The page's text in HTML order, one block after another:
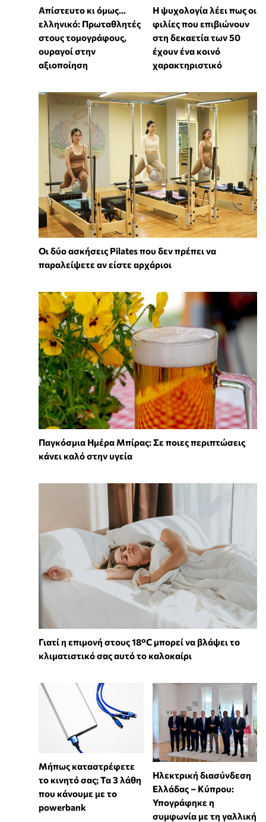
Απίστευτο κι όμως...
ελληνικό: Πρωταθλητές
στους τομογράφους,
ουραγοί στην
αξιοποίηση
⁠Η ψυχολογία λέει πως οι
φιλίες που επιβιώνουν
στη δεκαετία των 50
έχουν ένα κοινό
χαρακτηριστικό
Οι δύο ασκήσεις Pilates που δεν πρέπει να
παραλείψετε αν είστε αρχάριοι
Παγκόσμια Ημέρα Μπίρας: Σε ποιες περιπτώσεις
κάνει καλό στην υγεία
Γιατί η επιμονή στους 18°C μπορεί να βλάψει το
κλιματιστικό σας αυτό το καλοκαίρι
Μήπως καταστρέφετε
το κινητό σας; Τα 3 λάθη
που κάνουμε με το
powerbank
Ηλεκτρική διασύνδεση
Ελλάδας – Κύπρου:
Υπογράφηκε η
συμφωνία με τη γαλλική